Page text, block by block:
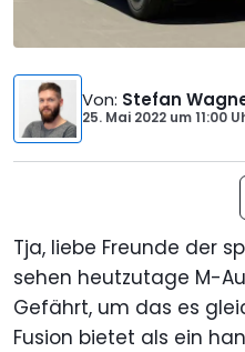
Von: Stefan
25. Mai 2022 um11:00
Tja, liebe Freunde der
sehen heutzutage M-
Gefährt, um das es
Fusion bietet als ein